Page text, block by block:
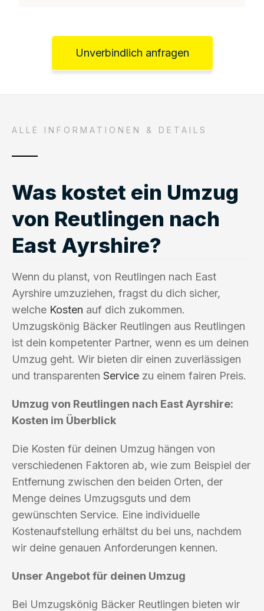
Unverbindlich anfragen
ALLE INFORMATIONEN & DETAILS
Was kostet ein Umzug
von Reutlingen nach
East Ayrshire?
Wenn du planst, von Reutlingen nach East
Ayrshire umzuziehen, fragst du dich sicher,
welche Kosten auf dich zukommen.
Umzugskönig Bäcker Reutlingen aus Reutlingen
ist dein kompetenter Partner, wenn es um deinen
Umzug geht. Wir bieten dir einen zuverlässigen
und transparenten Service zu einem fairen Preis.
Umzug von Reutlingen nach East Ayrshire:
Kosten im Überblick
Die Kosten für deinen Umzug hängen von
verschiedenen Faktoren ab, wie zum Beispiel der
Entfernung zwischen den beiden Orten, der
Menge deines Umzugsguts und dem
gewünschten Service. Eine individuelle
Kostenaufstellung erhältst du bei uns, nachdem
wir deine genauen Anforderungen kennen.
Unser Angebot für deinen Umzug
Bei Umzugskönig Bäcker Reutlingen bieten wir